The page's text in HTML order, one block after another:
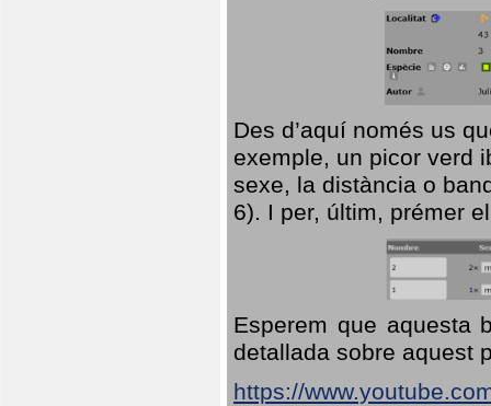
Des d’aquí només us
exemple, un picor verd
sexe, la distància o
6). I per, últim, prémer
Esperem que aquesta
detallada sobre aquest
https://